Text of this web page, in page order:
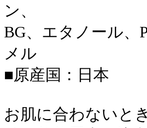
ン、
BG、エタノール、
メル
■原産国：日本
お肌に合わないと